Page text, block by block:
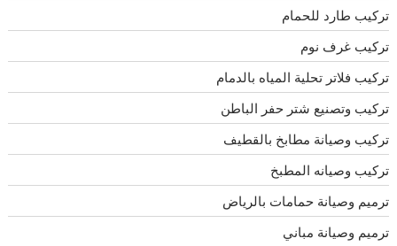
تركيب طارد للحمام
تركيب غرف نوم
تركيب فلاتر تحلية المياه بالدمام
تركيب وتصنيع شتر حفر الباطن
تركيب وصيانة مطابخ بالقطيف
تركيب وصيانه المطبخ
ترميم وصيانة حمامات بالرياض
ترميم وصيانة مباني